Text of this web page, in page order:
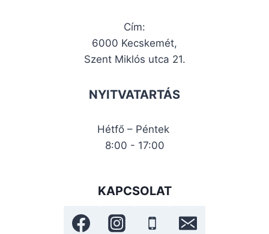
Cím:
6000 Kecskemét,
Szent Miklós utca 21.
NYITVATARTÁS
Hétfő – Péntek
8:00 - 17:00
KAPCSOLAT